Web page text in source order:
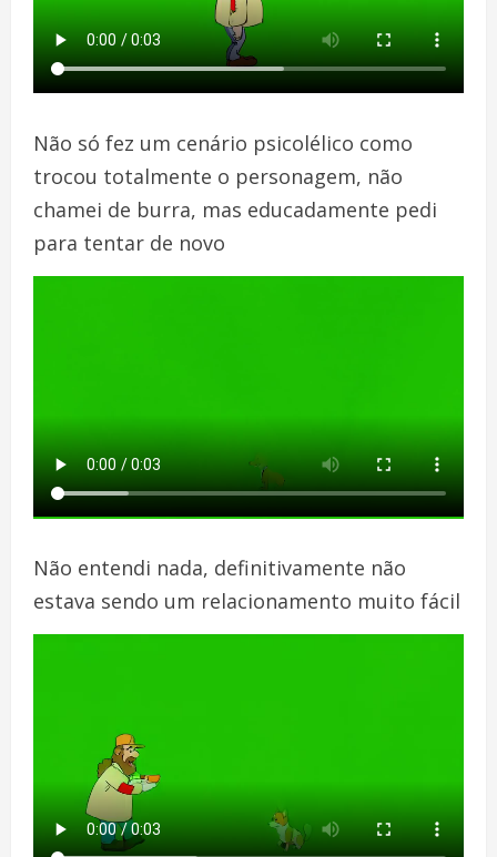
Não só fez um cenário psicolélico como
trocou totalmente o personagem, não
chamei de burra, mas educadamente pedi
para tentar de novo
Não entendi nada, definitivamente não
estava sendo um relacionamento muito fácil